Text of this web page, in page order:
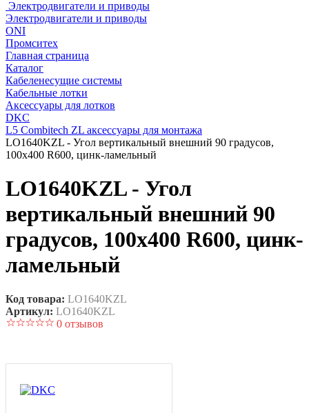
Электродвигатели и приводы
Электродвигатели и приводы
ONI
Промситех
Главная страница
Каталог
Кабеленесущие системы
Кабельные лотки
Аксессуары для лотков
DKC
L5 Combitech ZL аксессуары для монтажа
LO1640KZL - Угол вертикальный внешний 90 градусов,
100х400 R600, цинк-ламельный
LO1640KZL - Угол
вертикальный внешний 90
градусов, 100х400 R600, цинк-
ламельный
Код товара: LO1640KZL
Артикул: LO1640KZL
0 отзывов